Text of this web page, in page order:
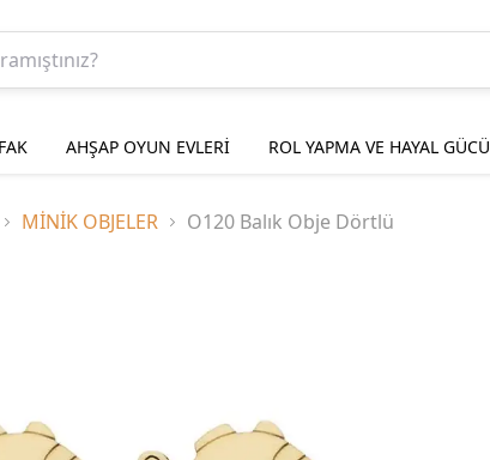
AHŞAP OYUN EVLERİ ROL YAPMA VE HAYAL GÜCÜ
MİNİK OBJELER O120 Balık Obje Dörtlü